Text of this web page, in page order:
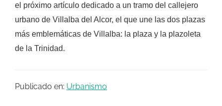
el próximo artículo dedicado a un tramo del callejero
urbano de Villalba del Alcor, el que une las dos plazas
más emblemáticas de Villalba: la plaza y la plazoleta
de la Trinidad.
Publicado en: Urbanismo